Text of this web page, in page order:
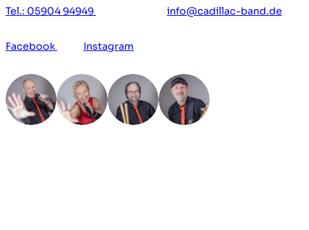
Tel.: 05904 94949 info@cadillac-band.de
Facebook Instagram